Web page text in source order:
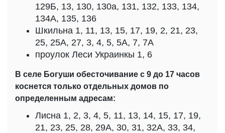
129Б, 13, 130, 130а, 131, 132, 133, 134,
134А, 135, 136
Шкильна 1, 11, 13, 15, 17, 19, 2, 21, 23,
25, 25А, 27, 3, 4, 5, 5А, 7, 7А
проулок Леси Украинкы 1, 6
В селе Богуши обесточивание с 9 до 17 часов
коснется только отдельных домов по
определенным адресам:
Лисна 1, 2, 3, 4, 5, 11, 13, 14, 15, 17, 19,
21, 23, 25, 28, 29А, 30, 31, 32А, 33, 34,